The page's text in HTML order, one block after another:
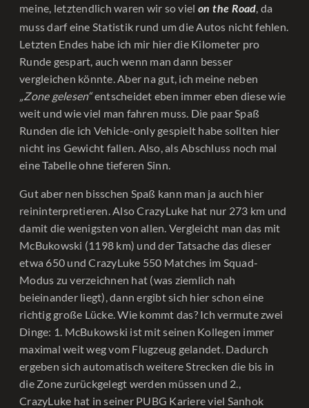
meine, letztendlich waren wir so viel on the Road , da
muss darf eine Statistik rund um die Autos nicht fehlen.
Letzten Endes habe ich mir hier die Kilometer pro
Runde gespart, auch wenn man dann besser
vergleichen könnte. Aber na gut, ich meine neben
„Zone gelesen“entscheidet eben immer eben diese wie
weit und wie viel man fahren muss. Die paar Spaß
Runden die ich Vehicle-only gespielt habe sollten hier
nicht ins Gewicht fallen. Also, als Abschluss noch mal
eine Tabelle ohne tieferen Sinn.
Gut aber nen bisschen Spaß kann man ja auch hier
reininterpretieren. Also CrazyLuke hat nur 273 km und
damit die wenigsten von allen. Vergleicht man das mit
McBukowski (1198 km) und der Tatsache das dieser
etwa 650 und CrazyLuke 550 Matches im Squad-
Modus zu verzeichnen hat (was ziemlich nah
beieinander liegt), dann ergibt sich hier schon eine
richtig große Lücke. Wie kommt das? Ich vermute zwei
Dinge: 1. McBukowski ist mit seinen Kollegen immer
maximal weit weg vom Flugzeug gelandet. Dadurch
ergeben sich automatisch weitere Strecken die bis in
die Zone zurückgelegt werden müssen und 2.,
CrazyLuke hat in seiner PUBG Kariere viel Sanhok